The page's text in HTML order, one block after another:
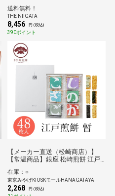
送料無料！
THE NIIGATA
8,456 円 (税込)
390ポイント
【メーカー直送（松崎商店）】
【常温商品】銀座 松崎煎餅 江戸
在庫：○
東京みやげKIOSKモールHANAGATAYA
2,268 円 (税込)